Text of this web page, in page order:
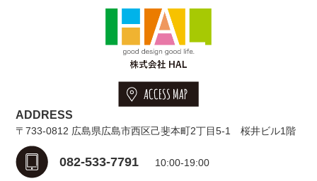
ADDRESS
〒733-0812 広島県広島市西区己斐本町2丁目5-1 桜井ビル1階
082-533-7791 10:00-19:00